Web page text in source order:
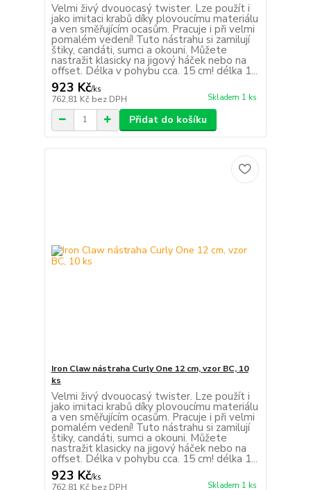
Velmi živý dvouocasý twister. Lze použít i
jako imitaci krabů díky plovoucímu materiálu
a ven směřujícím ocasům. Pracuje i při velmi
pomalém vedení! Tuto nástrahu si zamilují
štiky, candáti, sumci a okouni. Můžete
nastražit klasicky na jigový háček nebo na
offset. Délka v pohybu cca. 15 cm! délka 1...
923 Kč/ks
762,81 Kč bez DPH Skladem 1 ks
Přidat do košíku
Iron Claw nástraha Curly One 12 cm, vzor BC, 10
ks
Velmi živý dvouocasý twister. Lze použít i
jako imitaci krabů díky plovoucímu materiálu
a ven směřujícím ocasům. Pracuje i při velmi
pomalém vedení! Tuto nástrahu si zamilují
štiky, candáti, sumci a okouni. Můžete
nastražit klasicky na jigový háček nebo na
offset. Délka v pohybu cca. 15 cm! délka 1...
923 Kč/ks
762,81 Kč bez DPH Skladem 1 ks